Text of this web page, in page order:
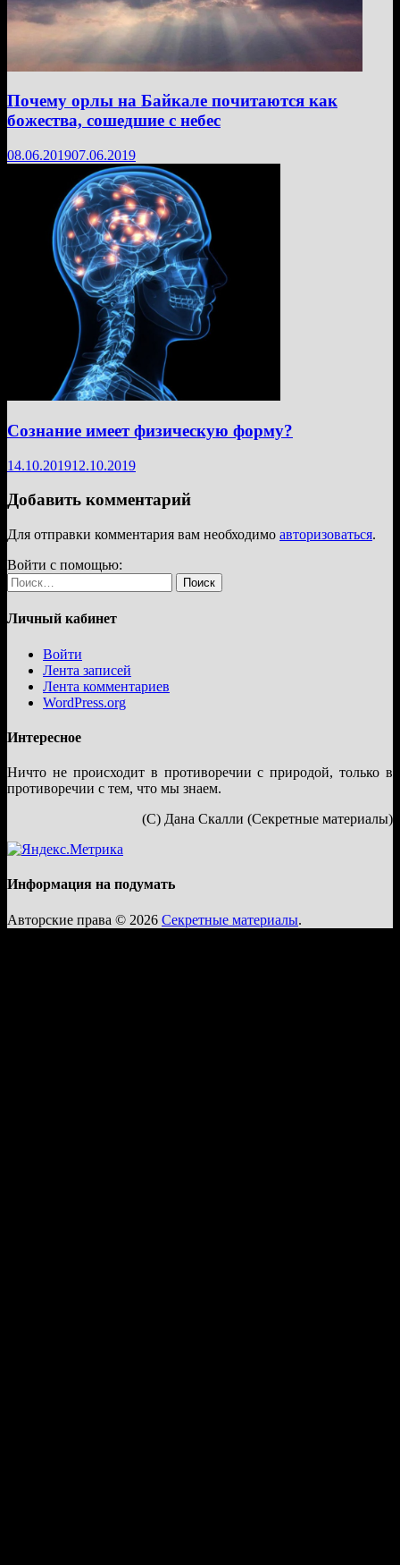
Почему орлы на Байкале почитаются как
божества, сошедшие с небес
08.06.201907.06.2019
Сознание имеет физическую форму?
14.10.201912.10.2019
Добавить комментарий
Для отправки комментария вам необходимо авторизоваться.
Войти с помощью:
Найти:
Личный кабинет
Войти
Лента записей
Лента комментариев
WordPress.org
Интересное
Ничто не происходит в противоречии с природой, только в
противоречии с тем, что мы знаем.
(С) Дана Скалли (Секретные материалы)
Информация на подумать
Авторские права © 2026 Секретные материалы.